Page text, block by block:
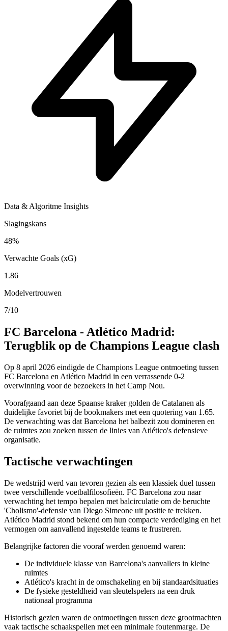
Data & Algoritme Insights
Slagingskans
48%
Verwachte Goals (xG)
1.86
Modelvertrouwen
7/10
FC Barcelona - Atlético Madrid:
Terugblik op de Champions League clash
Op 8 april 2026 eindigde de Champions League ontmoeting tussen
FC Barcelona en Atlético Madrid in een verrassende 0-2
overwinning voor de bezoekers in het Camp Nou.
Voorafgaand aan deze Spaanse kraker golden de Catalanen als
duidelijke favoriet bij de bookmakers met een quotering van 1.65.
De verwachting was dat Barcelona het balbezit zou domineren en
de ruimtes zou zoeken tussen de linies van Atlético's defensieve
organisatie.
Tactische verwachtingen
De wedstrijd werd van tevoren gezien als een klassiek duel tussen
twee verschillende voetbalfilosofieën. FC Barcelona zou naar
verwachting het tempo bepalen met balcirculatie om de beruchte
'Cholismo'-defensie van Diego Simeone uit positie te trekken.
Atlético Madrid stond bekend om hun compacte verdediging en het
vermogen om aanvallend ingestelde teams te frustreren.
Belangrijke factoren die vooraf werden genoemd waren:
De individuele klasse van Barcelona's aanvallers in kleine
ruimtes
Atlético's kracht in de omschakeling en bij standaardsituaties
De fysieke gesteldheid van sleutelspelers na een druk
nationaal programma
Historisch gezien waren de ontmoetingen tussen deze grootmachten
vaak tactische schaakspellen met een minimale foutenmarge. De